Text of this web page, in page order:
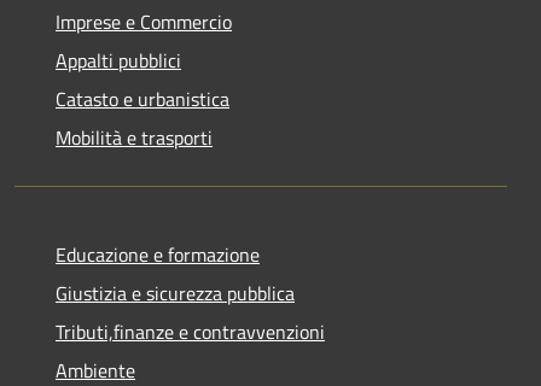
Imprese e Commercio
Appalti pubblici
Catasto e urbanistica
Mobilità e trasporti
Educazione e formazione
Giustizia e sicurezza pubblica
Tributi,finanze e contravvenzioni
Ambiente